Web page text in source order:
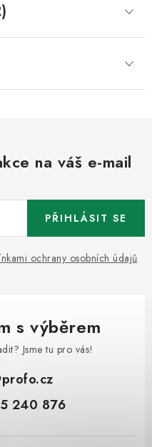
na váš e-mail
ochrany osobních údajů
PŘIHLÁSIT SE
s výběrem
Jsme tu pro vás!
profo.cz
240 876